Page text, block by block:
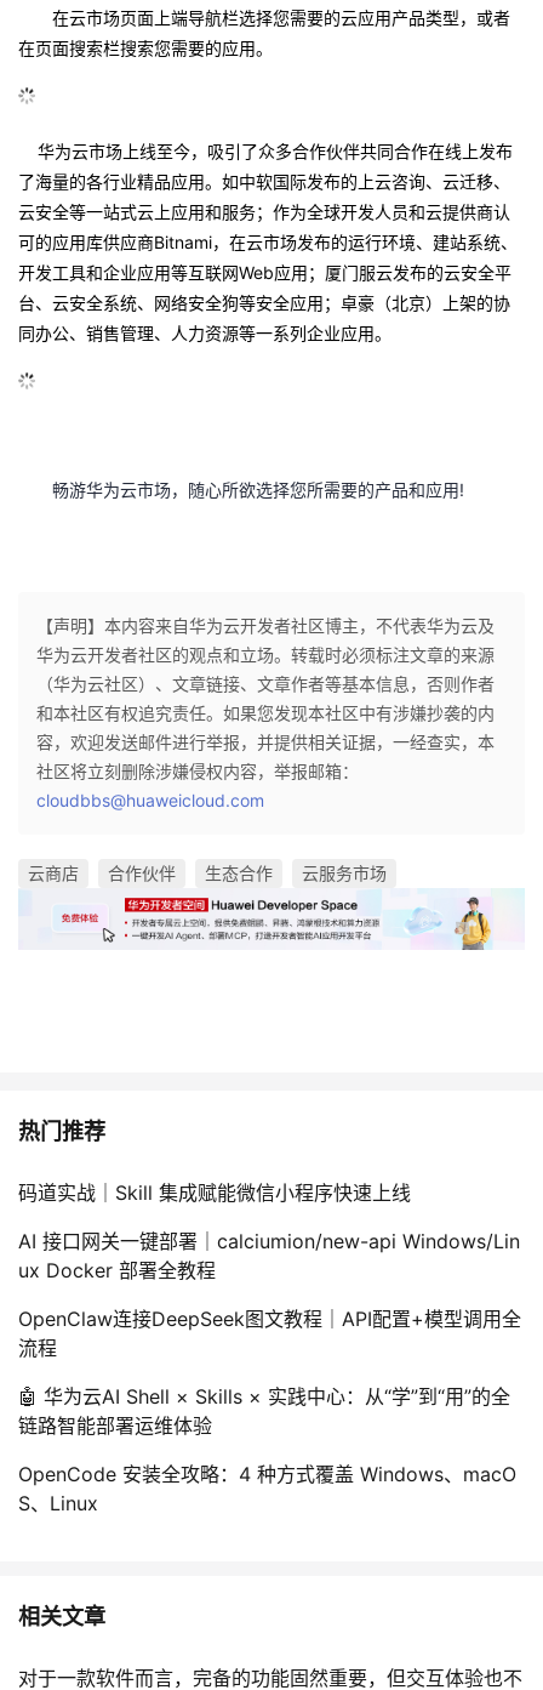
在云市场页面上端导航栏选择您需要的云应用产品类型，或者
在页面搜索栏搜索您需要的应用。
华为云市场上线至今，吸引了众多合作伙伴共同合作在线上发布
了海量的各行业精品应用。如中软国际发布的上云咨询、云迁移、
云安全等一站式云上应用和服务；作为全球开发人员和云提供商认
可的应用库供应商Bitnami，在云市场发布的运行环境、建站系统、
开发工具和企业应用等互联网 Web应用；厦门服云发布的云安全平
台、云安全系统、网络安全狗等安全应用；卓豪（北京）上架的协
同办公、销售管理、人力资源等一系列企业应用。
畅游华为云市场，随心所欲选择您所需要的产品和应用 !
【声明】本内容来自华为云开发者社区博主，不代表华为云及
华为云开发者社区的观点和立场。转载时必须标注文章的来源
（华为云社区）、文章链接、文章作者等基本信息，否则作者
和本社区有权追究责任。如果您发现本社区中有涉嫌抄袭的内
容，欢迎发送邮件进行举报，并提供相关证据，一经查实，本
社区将立刻删除涉嫌侵权内容，举报邮箱：
cloudbbs@huaweicloud.com
云商店 合作伙伴 生态合作 云服务市场
热门推荐
码道实战｜Skill 集成赋能微信小程序快速上线
AI 接口网关一键部署｜calciumion/new-api Windows/Lin
ux Docker 部署全教程
OpenClaw连接DeepSeek图文教程｜API配置+模型调用全
流程
🤖 华为云AI Shell × Skills × 实践中心：从“学”到“用”的全
链路智能部署运维体验
OpenCode 安装全攻略：4 种方式覆盖 Windows、macO
S、Linux
相关文章
对于一款软件而言，完备的功能固然重要，但交互体验也不